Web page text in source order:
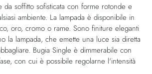
da soffitto sofisticata con forme rotonde e
ambiente. La lampada è disponibile in
oro, cromo o rame. Sono finiture eleganti
la lampada, che emette una luce sia diretta
Bugia Single è dimmerabile con
con cui è possibile regolarne l'intensità